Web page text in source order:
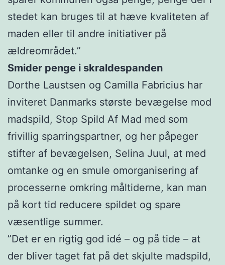
stedet kan bruges til at hæve kvaliteten af
maden eller til andre initiativer på
ældreområdet.”
Smider penge i skraldespanden
Dorthe Laustsen og Camilla Fabricius har
inviteret Danmarks største bevægelse mod
madspild, Stop Spild Af Mad med som
frivillig sparringspartner, og her påpeger
stifter af bevægelsen, Selina Juul, at med
omtanke og en smule omorganisering af
processerne omkring måltiderne, kan man
på kort tid reducere spildet og spare
væsentlige summer.
”Det er en rigtig god idé – og på tide – at
der bliver taget fat på det skjulte madspild,